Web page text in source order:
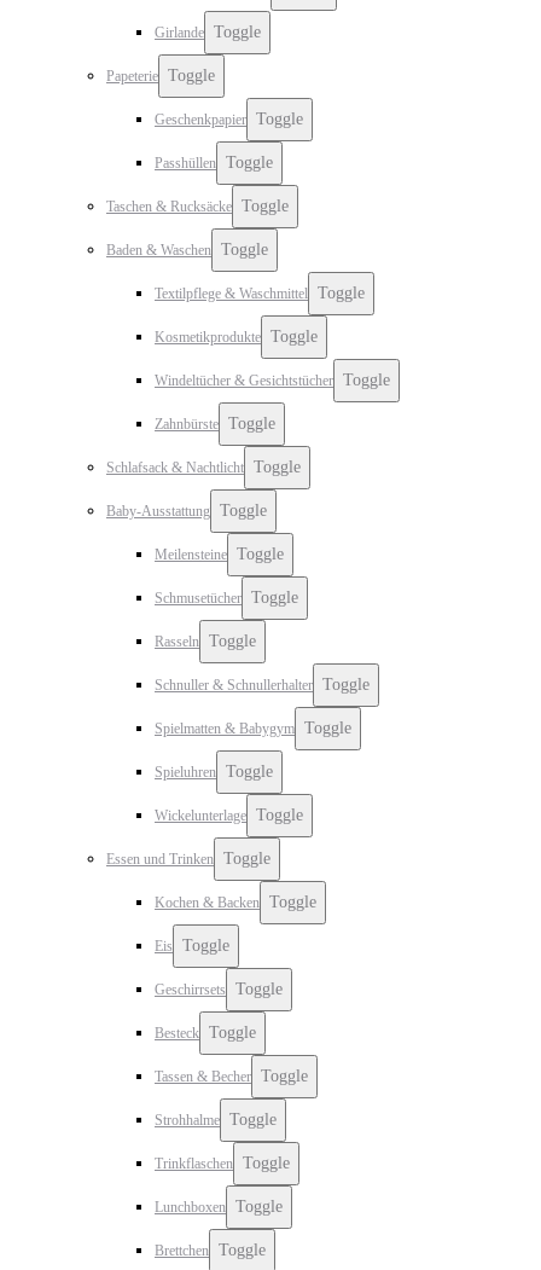
Girlande Toggle
Papeterie Toggle
Geschenkpapier Toggle
Passhüllen Toggle
Taschen & Rucksäcke Toggle
Baden & Waschen Toggle
Textilpflege & Waschmittel Toggle
Kosmetikprodukte Toggle
Windeltücher & Gesichtstücher Toggle
Zahnbürste Toggle
Schlafsack & Nachtlicht Toggle
Baby-Ausstattung Toggle
Meilensteine Toggle
Schmusetücher Toggle
Rasseln Toggle
Schnuller & Schnullerhalter Toggle
Spielmatten & Babygym Toggle
Spieluhren Toggle
Wickelunterlage Toggle
Essen und Trinken Toggle
Kochen & Backen Toggle
Eis Toggle
Geschirrsets Toggle
Besteck Toggle
Tassen & Becher Toggle
Strohhalme Toggle
Trinkflaschen Toggle
Lunchboxen Toggle
Brettchen Toggle